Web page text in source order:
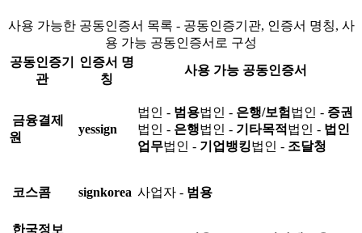
사용 가능한 공동인증서 목록 - 공동인증기관, 인증서 명칭, 사
용 가능 공동인증서로 구성
공동인증기
관
인증서 명
칭
사용 가능 공동인증서
금융결제
원
yessign
법인 - 범용법인 - 은행/보험 법인 - 증권
법인 - 은행법인 - 기타목적 법인 - 법인
업무법인 - 기업뱅킹법인 - 조달청
코스콤 signkorea 사업자 - 범용
한국정보